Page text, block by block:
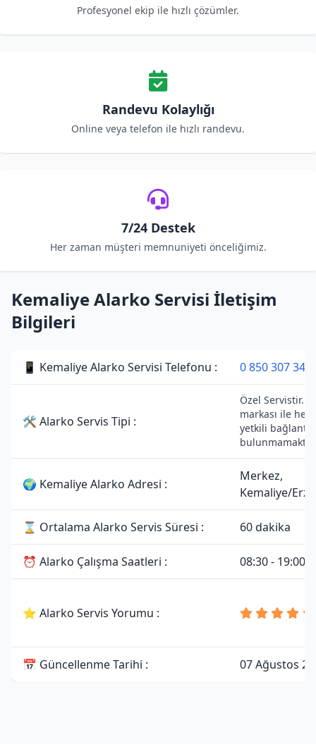
Profesyonel ekip ile hızlı çözümler.
Randevu Kolaylığı
Online veya telefon ile hızlı randevu.
7/24 Destek
Her zaman müşteri memnuniyeti önceliğimiz.
Kemaliye Alarko Servisi İletişim
Bilgileri
📱 Kemaliye Alarko Servisi Telefonu : 0 850 307 34
🛠 Alarko Servis Tipi :
Özel Servistir.
markası ile
yetkili
🌍 Kemaliye Alarko Adresi :
Merkez,
Kemaliye/
⌛ Ortalama Alarko Servis Süresi : 60 dakika
⏰ Alarko Çalışma Saatleri : 08:30 - 19:00
⭐ Alarko Servis Yorumu :
📅 Güncellenme Tarihi : 07 Ağustos